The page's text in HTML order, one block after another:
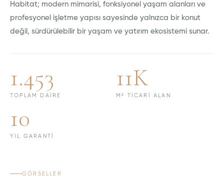
Habitat; modern mimarisi, fonksiyonel yaşam alanları ve
profesyonel işletme yapısı sayesinde yalnızca bir konut
değil, sürdürülebilir bir yaşam ve yatırım ekosistemi sunar.
1.453
TOPLAM DAIRE
11K
M² TICARI ALAN
10
YIL GARANTI
GÖRSELLER